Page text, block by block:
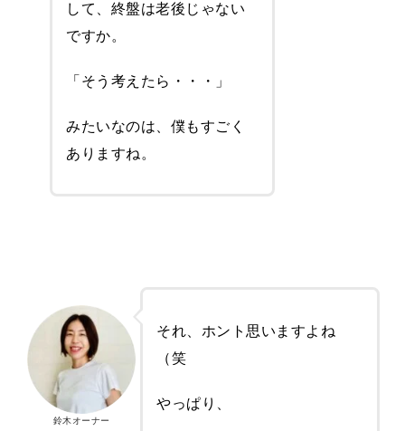
して、終盤は老後じゃない
ですか。
「そう考えたら・・・」
みたいなのは、僕もすごく
ありますね。
それ、ホント思いますよね
（笑
やっぱり、
鈴木オーナー